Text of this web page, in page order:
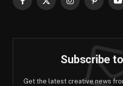
Facebook
X
InstagramPinterest
Subscribe
Get the latest creative news